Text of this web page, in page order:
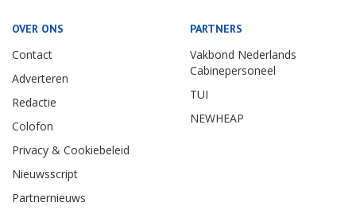
OVER ONS
Contact
Adverteren
Redactie
Colofon
Privacy & Cookiebeleid
Nieuwsscript
Partnernieuws
PARTNERS
Vakbond Nederlands
Cabinepersoneel
TUI
NEWHEAP